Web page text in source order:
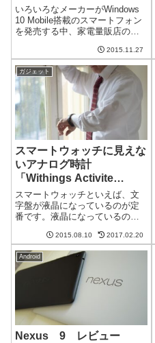
Mobile搭載スマートフォ
ン
いろいろなメーカーがWindows
10 Mobile搭載のスマートフォン
を発売する中、家電量販店のヤ
表しました。"Every Phone"とい
う名前のこのスマートフォン、
実は今のところWindows 10
Mo...
2015.11.27
ガジェット
スマートウォッチに見えな
いアナログ時計
「Withings Activite
Pop」は電池が長持ち
スマートウォッチといえば、文
字盤が液晶になっているのが定
番です。液晶になっているので
で、電池の持ちが悪いという欠
点があります。毎日充電しなく
てはならないものもざらとか。
最近発売された「Withings
2015.08.10 2017.02.20
Android
Nexus 9 レビュー